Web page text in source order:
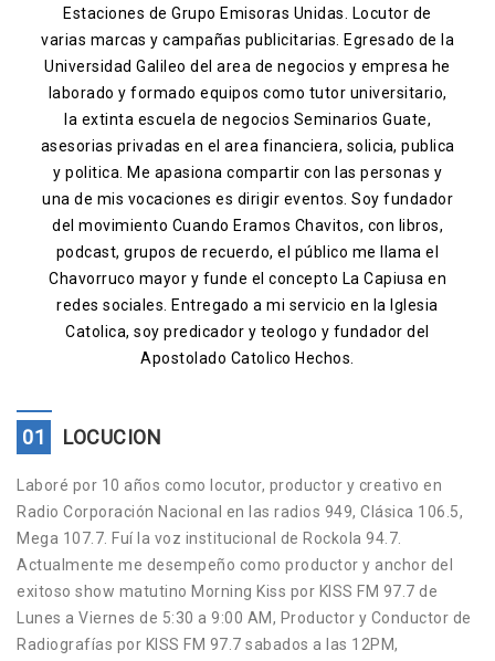
Anunciarse conmigo
Contacto
Estaciones de Grupo Emisoras Unidas. Locutor de
varias marcas y campañas publicitarias. Egresado de la
Universidad Galileo del area de negocios y empresa he
laborado y formado equipos como tutor universitario,
la extinta escuela de negocios Seminarios Guate,
asesorias privadas en el area financiera, solicia, publica
y politica. Me apasiona compartir con las personas y
una de mis vocaciones es dirigir eventos. Soy fundador
del movimiento Cuando Eramos Chavitos, con libros,
podcast, grupos de recuerdo, el público me llama el
Chavorruco mayor y funde el concepto La Capiusa en
redes sociales. Entregado a mi servicio en la Iglesia
Catolica, soy predicador y teologo y fundador del
Apostolado Catolico Hechos.
01 LOCUCION
Laboré por 10 años como locutor, productor y creativo en
Radio Corporación Nacional en las radios 949, Clásica 106.5,
Mega 107.7. Fuí la voz institucional de Rockola 94.7.
Actualmente me desempeño como productor y anchor del
exitoso show matutino Morning Kiss por KISS FM 97.7 de
Lunes a Viernes de 5:30 a 9:00 AM, Productor y Conductor de
Radiografías por KISS FM 97.7 sabados a las 12PM,